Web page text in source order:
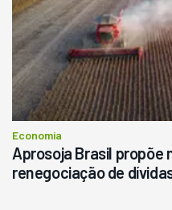
Economia
Aprosoja Brasil propõe
renegociação de